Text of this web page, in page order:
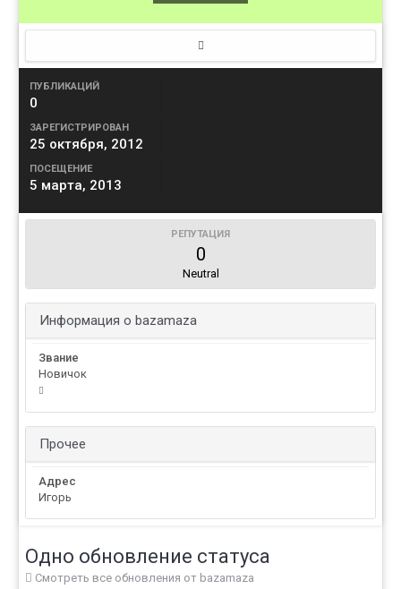
ПУБЛИКАЦИЙ
0
ЗАРЕГИСТРИРОВАН
25 октября, 2012
ПОСЕЩЕНИЕ
5 марта, 2013
РЕПУТАЦИЯ
0
Neutral
Информация о bazamaza
Звание
Новичок
Прочее
Адрес
Игорь
Одно обновление статуса
Смотреть все обновления от bazamaza